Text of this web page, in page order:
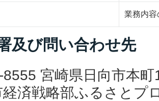
業務内
及び問い合わせ先
8555 宮崎県日向市本町
済戦略部ふるさとプ